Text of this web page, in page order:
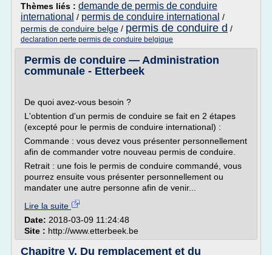
Thèmes liés : demande de permis de conduire
international / permis de conduire international /
permis de conduire belge / permis de conduire d /
declaration perte permis de conduire belgique
Permis de conduire — Administration
communale - Etterbeek
De quoi avez-vous besoin ?
L'obtention d'un permis de conduire se fait en 2 étapes
(excepté pour le permis de conduire international) :
Commande : vous devez vous présenter personnellement
afin de commander votre nouveau permis de conduire.
Retrait : une fois le permis de conduire commandé, vous
pourrez ensuite vous présenter personnellement ou
mandater une autre personne afin de venir...
Lire la suite
Date: 2018-03-09 11:24:48
Site : http://www.etterbeek.be
Chapitre V. Du remplacement et du